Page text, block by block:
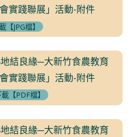
實踐聯展」活動-附件
【JPG檔】
結良緣─大新竹食農教育
實踐聯展」活動-附件
【PDF檔】
結良緣─大新竹食農教育